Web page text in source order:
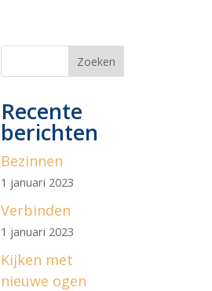
Zoeken
Recente
berichten
Bezinnen
1 januari 2023
Verbinden
1 januari 2023
Kijken met
nieuwe ogen